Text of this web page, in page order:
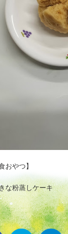
おやつ】
な粉蒸しケーキ